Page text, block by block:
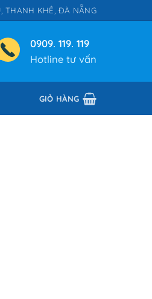
THANH KHÊ, ĐÀ NẴNG
0909. 119. 119
Hotline tư vấn
GIỎ HÀNG